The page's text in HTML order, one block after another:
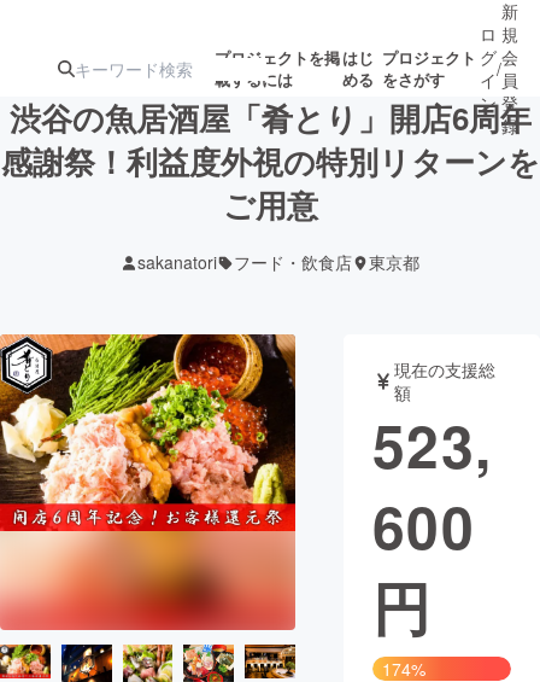
プロジェクトを掲
載するには
はじ
める
プロジェクト
をさがす
注目の新着プロ募集終了が近いプ
テクノロジー・ガジェット
映像・映画 書籍・雑誌
ビジネス・起業 チャレンジ
まちづくり・地域活性化
CAMPFIRE for Social Good CAMPFIRE Creation
ロ
グ
イ
ン
/
新
規
会
員
登
録
渋谷の魚居酒屋「肴とり」開店6周年
感謝祭！利益度外視の特別リターンを
ご用意
sakanatori フード・飲食店 東京都
現在の支援総
額
523,
600
円
174%